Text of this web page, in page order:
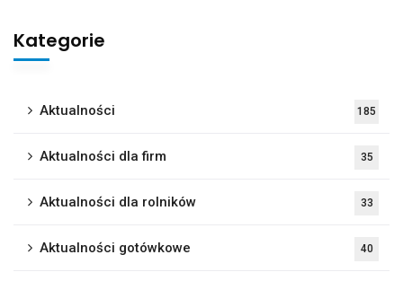
Kategorie
Aktualności 185
Aktualności dla firm 35
Aktualności dla rolników 33
Aktualności gotówkowe 40